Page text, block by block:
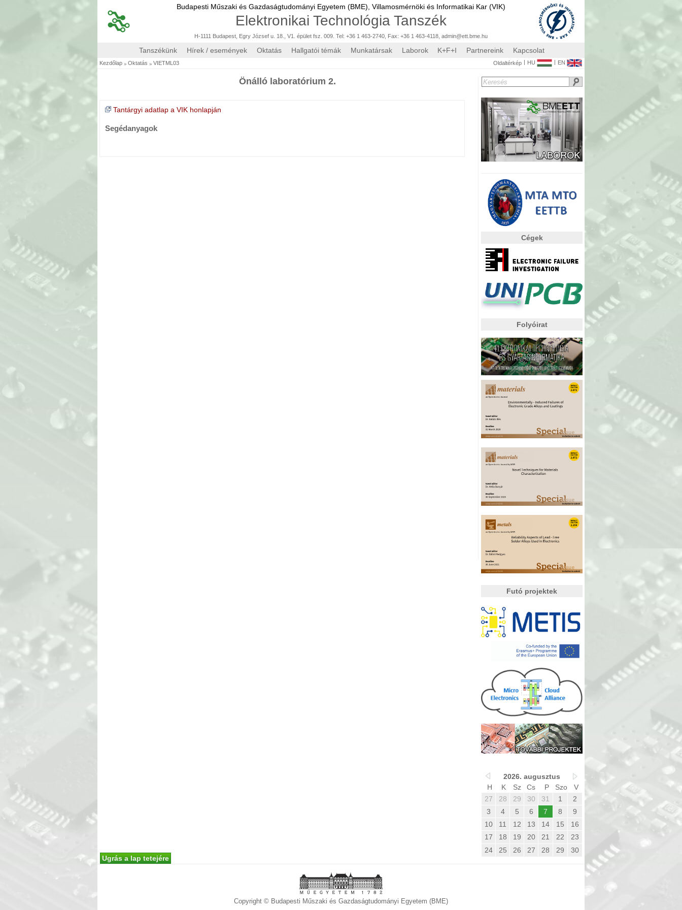
Budapesti Műszaki és Gazdaságtudományi Egyetem (BME), Villamosmérnöki és Informatikai Kar (VIK)
Elektronikai Technológia Tanszék
H-1111 Budapest, Egry József u. 18., V1. épület fsz. 009. Tel: +36 1 463-2740, Fax: +36 1 463-4118 admin@ett.bme.hu
Tanszékünk Hírek / események Oktatás Hallgatói témák Munkatársak Laborok K+F+I Partnereink Kapcsolat
Kezdőlap » Oktatás » VIETML03 Oldaltérkép | HU | EN
Önálló laboratórium 2.
Tantárgyi adatlap a VIK honlapján
Segédanyagok
Cégek
Folyóirat
Futó projektek
2026. augusztus
H
K Sz Cs P Szo
V
27
28 29 30 31 1
2
3
4 5 6 7 8
9
10
11 12 13 14 15
16
17
18 19 20 21 22
23
24
25 26 27 28 29 30
Copyright © Budapesti Műszaki és Gazdaságtudományi Egyetem (BME)
Ugrás a lap tetejére